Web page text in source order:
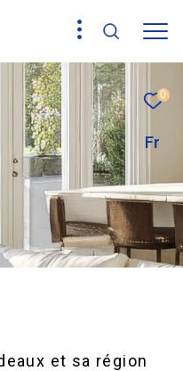
0
Fr
et sa région